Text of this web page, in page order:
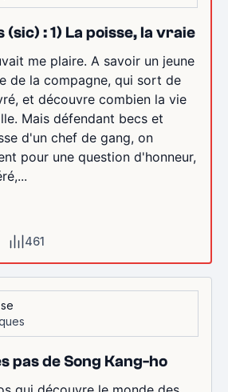
: 1) La poisse, la vraie
me plaire. A savoir un jeune
de la compagne, qui sort de
et découvre combien la vie
Mais défendant becs et
d'un chef de gang, on
pour une question d'honneur,
461
pas de Song Kang-ho